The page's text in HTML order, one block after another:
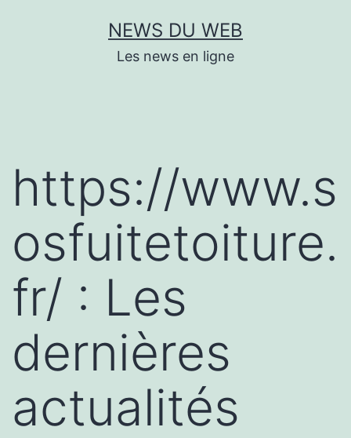
NEWS DU WEB
Les news en ligne
https://www.s
osfuitetoiture.
fr/ : Les
dernières
actualités